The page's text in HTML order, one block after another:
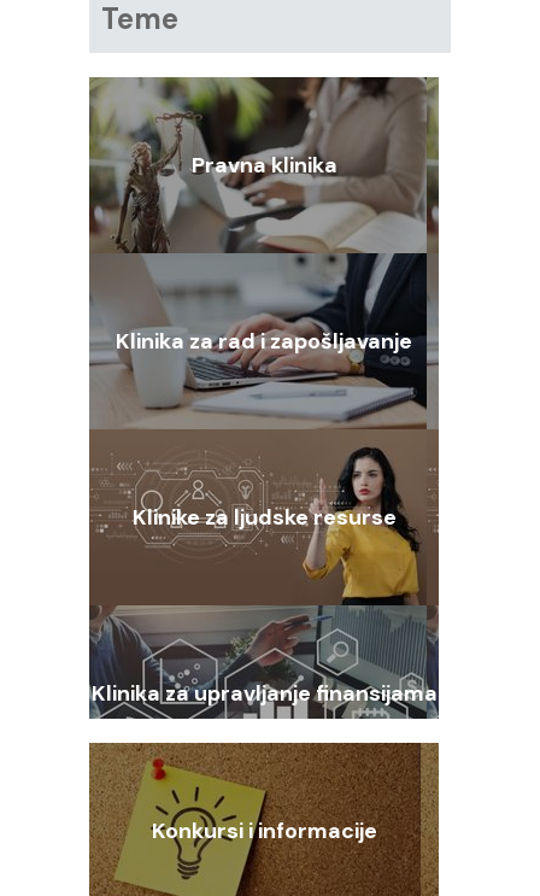
Teme
Pravna klinika
Klinika za rad i zapošljavanje
Klinike za ljudske resurse
Klinika za upravljanje finansijama
Konkursi i informacije